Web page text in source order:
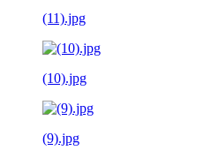
(11).jpg
(10).jpg
(9).jpg